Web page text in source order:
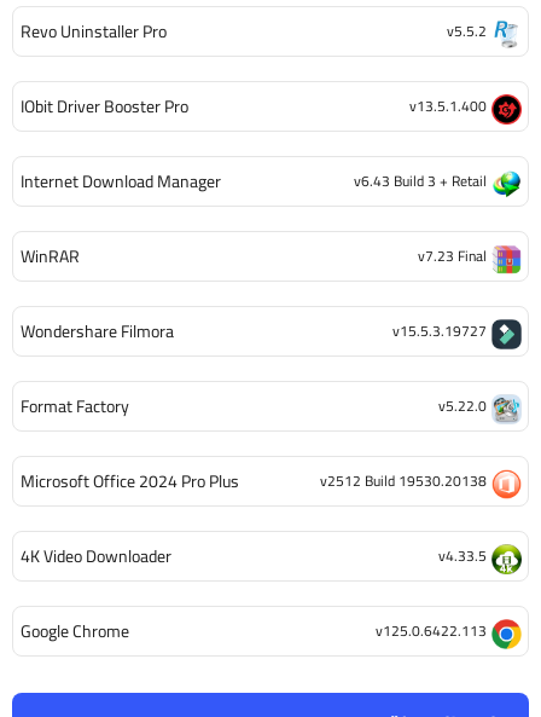
Revo Uninstaller Pro v5.5.2
IObit Driver Booster Pro v13.5.1.400
Internet Download Manager v6.43 Build 3 + Retail
WinRAR v7.23 Final
Wondershare Filmora v15.5.3.19727
Format Factory v5.22.0
Microsoft Office 2024 Pro Plus v2512 Build 19530.20138
4K Video Downloader v4.33.5
Google Chrome v125.0.6422.113